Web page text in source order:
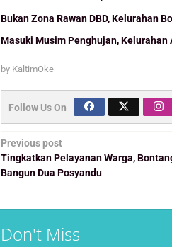
Bukan Zona Rawan DBD, Kelurahan
Masuki Musim Penghujan, Kelurahan
by KaltimOke
Follow Us On
Post
navigation
Previous post
Tingkatkan Pelayanan Warga,
Bangun Dua Posyandu
Don't Miss